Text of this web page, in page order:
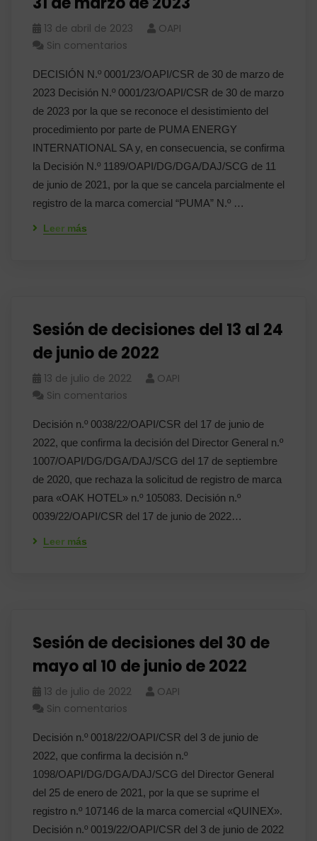
13 de abril de 2023
OAPI
Sin comentarios
DECISIÓN N.º 0001/23/OAPI/CSR de 30 de marzo de
2023 Decisión N.º 0001/23/OAPI/CSR de 30 de marzo
de 2023 por la que se reconoce el desistimiento del
procedimiento por parte de PUMA ENERGY
INTERNATIONAL SA y, en consecuencia, se confirma
la Decisión N.º 1189/OAPI/DG/DGA/DAJ/SCG de 11
de junio de 2021, por la que se cancela parcialmente el
registro de la marca comercial “PUMA” N.º …
Leer más
Sesión de decisiones del 13 al 24
de junio de 2022
13 de julio de 2022
OAPI
Sin comentarios
Decisión n.º 0038/22/OAPI/CSR del 17 de junio de
2022, que confirma la decisión del Director General n.º
1007/OAPI/DG/DGA/DAJ/SCG del 17 de septiembre
de 2020, que rechaza la solicitud de registro de marca
para «OAK HOTEL» n.º 105083. Decisión n.º
0039/22/OAPI/CSR del 17 de junio de 2022…
Leer más
Sesión de decisiones del 30 de
mayo al 10 de junio de 2022
13 de julio de 2022
OAPI
Sin comentarios
Decisión n.º 0018/22/OAPI/CSR del 3 de junio de
2022, que confirma la decisión n.º
1098/OAPI/DG/DGA/DAJ/SCG del Director General
del 25 de enero de 2021, por la que se suprime el
registro n.º 107146 de la marca comercial «QUINEX».
Decisión n.º 0019/22/OAPI/CSR del 3 de junio de 2022